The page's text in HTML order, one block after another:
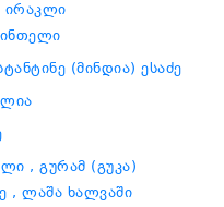
ირაკლი
(მინდია) ესაძე
, გურამ (გუკა)
, ლაშა ხალვაში